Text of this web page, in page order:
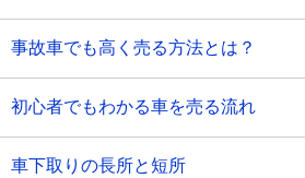
事故車でも高く売る方法とは？
初心者でもわかる車を売る流れ
車下取りの長所と短所